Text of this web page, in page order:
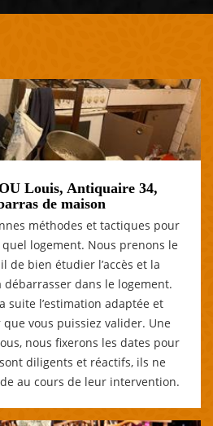
Louis, Antiquaire 34,
de maison
méthodes et tactiques pour
logement. Nous prenons le
de bien étudier l’accès et la
dans le logement.
suite l’estimation adaptée et
vous puissiez valider. Une
nous fixerons les dates pour
diligents et réactifs, ils ne
au cours de leur intervention.